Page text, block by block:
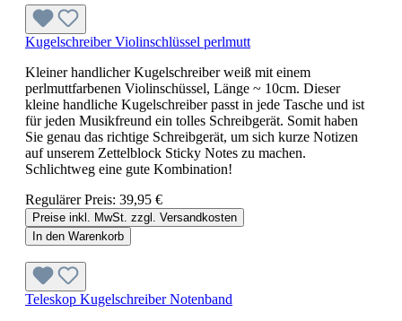
Kugelschreiber Violinschlüssel perlmutt
Kleiner handlicher Kugelschreiber weiß mit einem
perlmuttfarbenen Violinschüssel, Länge ~ 10cm. Dieser
kleine handliche Kugelschreiber passt in jede Tasche und ist
für jeden Musikfreund ein tolles Schreibgerät. Somit haben
Sie genau das richtige Schreibgerät, um sich kurze Notizen
auf unserem Zettelblock Sticky Notes zu machen.
Schlichtweg eine gute Kombination!
Regulärer Preis: 39,95 €
Preise inkl. MwSt. zzgl. Versandkosten
In den Warenkorb
Teleskop Kugelschreiber Notenband